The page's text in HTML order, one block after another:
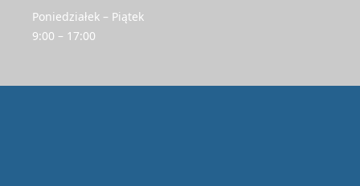
Poniedziałek – Piątek
9:00 – 17:00